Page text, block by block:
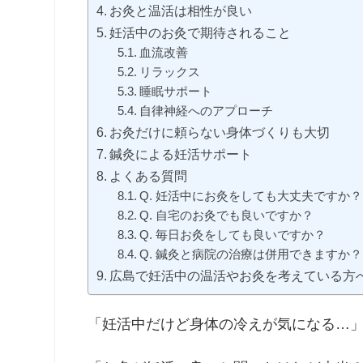
お灸と温活は相性が良い
妊活中のお灸で期待されること
血流改善
リラックス
睡眠サポート
自律神経へのアプローチ
お灸だけに頼らない身体づくりも大切
鍼灸による妊活サポート
よくある質問
Q. 妊活中にお灸をしても大丈夫ですか？
Q. 自宅のお灸でも良いですか？
Q. 毎日お灸をしても良いですか？
Q. 鍼灸と病院の治療は併用できますか？
広島で妊活中の温活やお灸を考えている方
「妊活中だけど身体の冷えが気になる…